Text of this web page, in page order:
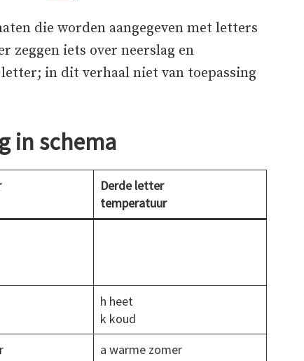
die worden aangegeven met letters
zeggen iets over neerslag en
in dit verhaal niet van toepassing
in schema
Derde letter
temperatuur
h heet
k koud
a warme zomer